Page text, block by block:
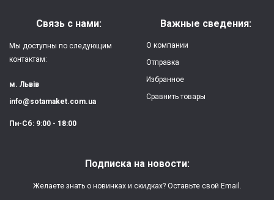
Защита:
от ударов,
Качество:
яркая, четкая
Особенности:
(влагостойкая, гибкая)
Связь с нами:
Мы доступны по следующим
контактам:
м. Львів
info@sotamaket.com.ua
Пн-Сб: 9:00 - 18:00
Важные сведения:
О компании
Отправка
Избранное
Сравнить товары
Подписка на новости:
Желаете знать о новинках и скидках? Оставьте свой Email.